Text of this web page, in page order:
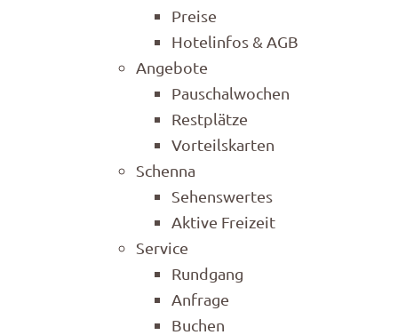
Preise
Hotelinfos & AGB
Angebote
Pauschalwochen
Restplätze
Vorteilskarten
Schenna
Sehenswertes
Aktive Freizeit
Service
Rundgang
Anfrage
Buchen